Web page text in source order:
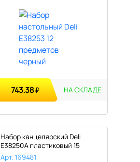
743.38₽ НА СКЛАДЕ
Набор канцелярский Deli
E38250A пластиковый 15
предмето..
Арт. 169481